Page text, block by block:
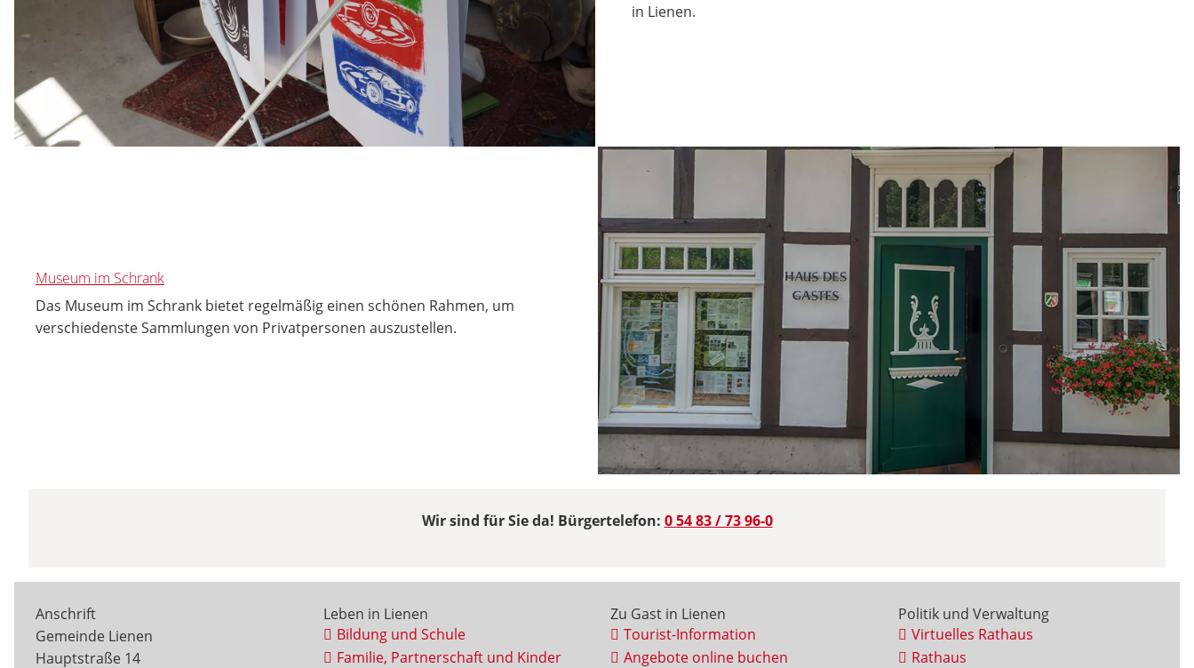
in Lienen.
Museum im Schrank
Das Museum im Schrank bietet regelmäßig einen schönen Rahmen, um
verschiedenste Sammlungen von Privatpersonen auszustellen.
Wir sind für Sie da! Bürgertelefon: 0 54 83 / 73 96-0
Anschrift
Gemeinde Lienen
Hauptstraße 14
Leben in Lienen
Bildung und Schule
Familie, Partnerschaft und Kinder
Zu Gast in Lienen
Tourist-Information
Angebote online buchen
Politik und Verwaltung
Virtuelles Rathaus
Rathaus